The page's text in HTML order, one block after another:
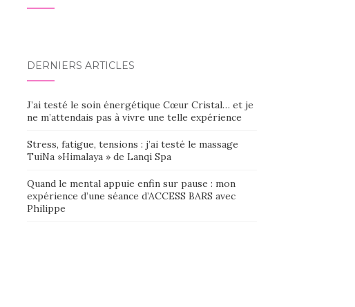
DERNIERS ARTICLES
J’ai testé le soin énergétique Cœur Cristal… et je
ne m’attendais pas à vivre une telle expérience
Stress, fatigue, tensions : j’ai testé le massage
TuiNa »Himalaya » de Lanqi Spa
Quand le mental appuie enfin sur pause : mon
expérience d’une séance d’ACCESS BARS avec
Philippe